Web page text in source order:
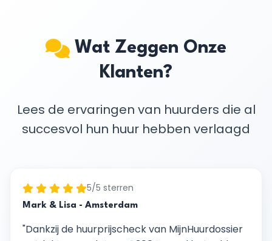
Wat Zeggen Onze
Klanten?
Lees de ervaringen van huurders die al
succesvol hun huur hebben verlaagd
5/5 sterren
Mark & Lisa - Amsterdam
"Dankzij de huurprijscheck van MijnHuurdossier